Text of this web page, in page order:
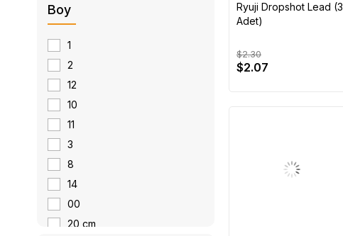
1GR
Boy
1
2
12
10
11
3
8
14
00
20 cm
Ryuji Dropshot Lead (3
Adet)
$2.07
$2.30